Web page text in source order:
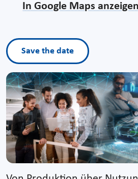
In Google Maps anzeigen
Save the date